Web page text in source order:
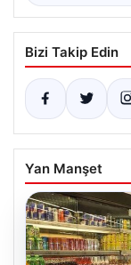
Bizi Takip Edin
Yan Manşet